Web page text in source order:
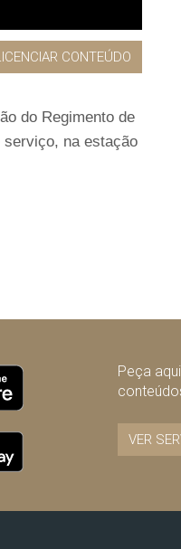
CONTEÚDO
do Regimento de
serviço, na estação
Peça
VER